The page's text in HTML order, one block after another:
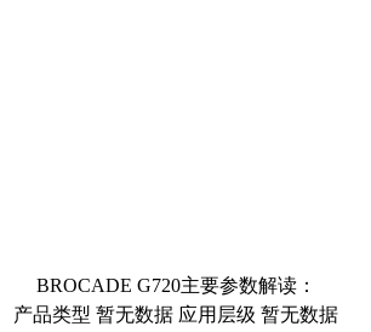
BROCADE G720主要参数解读：
产品类型 暂无数据 应用层级 暂无数据